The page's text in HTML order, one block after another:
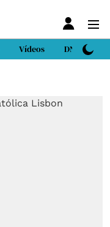
Vídeos DN Sport